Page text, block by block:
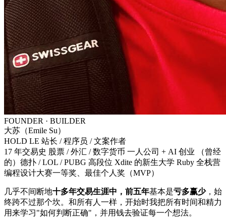
FOUNDER · BUILDER
大苏（Emile Su）
HOLD LE 站长 / 程序员 / 文案作者
17 年交易史 股票 / 外汇 / 数字货币 一人公司 + AI 创业
（曾经
的）德扑 / LOL / PUBG 高段位 Xdite 的新生大学 Ruby 全栈营
编程设计大赛一等奖、最佳个人奖（MVP）
几乎不间断地十多年交易生涯中 ，前五年基本是亏多赢少，始
终跨不过那个坎。和所有人一样，开始时我把所有时间和精力
用来学习"如何判断正确"，并用钱去验证每一个想法。